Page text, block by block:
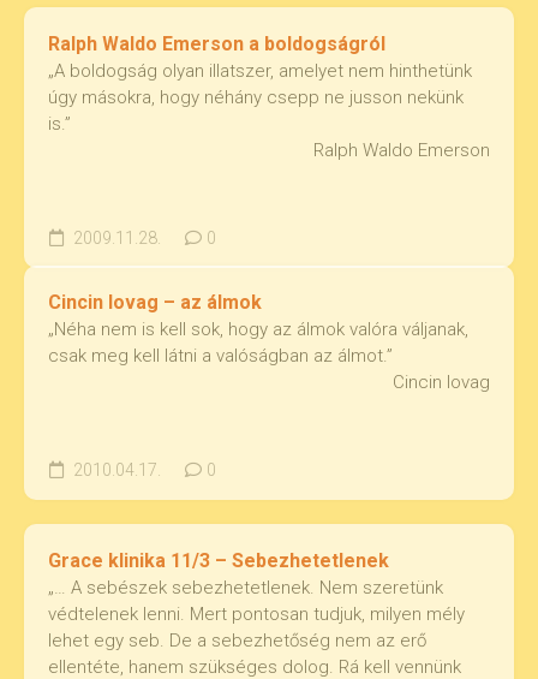
Ralph Waldo Emerson a boldogságról
„A boldogság olyan illatszer, amelyet nem hinthetünk
úgy másokra, hogy néhány csepp ne jusson nekünk
is.”
Ralph Waldo Emerson
2009.11.28. 0
Cincin lovag – az álmok
„Néha nem is kell sok, hogy az álmok valóra váljanak,
csak meg kell látni a valóságban az álmot.”
Cincin lovag
2010.04.17. 0
Grace klinika 11/3 – Sebezhetetlenek
„… A sebészek sebezhetetlenek. Nem szeretünk
védtelenek lenni. Mert pontosan tudjuk, milyen mély
lehet egy seb. De a sebezhetőség nem az erő
ellentéte, hanem szükséges dolog. Rá kell vennünk